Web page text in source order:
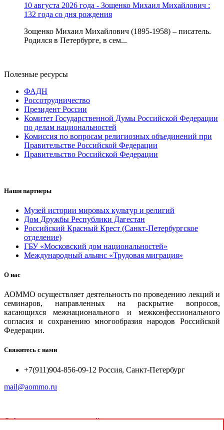
10 августа 2026 года - Зощенко Михаил Михайлович :
132 года со дня рождения
Зощенко Михаил Михайлович (1895-1958) – писатель.
Родился в Петербурге, в сем...
Полезные ресурсы
ФАДН
Россотрудничество
Президент России
Комитет Государственной Думы Российской Федерации
по делам национальностей
Комиссия по вопросам религиозных объединений при
Правительстве Российской Федерации
Правительство Российской Федерации
Наши партнеры
Музей истории мировых культур и религий
Дом Дружбы Республики Дагестан
Российский Красный Крест (Санкт-Петербургское
отделение)
ГБУ «Московский дом национальностей»
Международный альянс «Трудовая миграция»
О нас
АОММО осуществляет деятельность по проведению лекций и
семинаров, направленных на раскрытие вопросов,
касающихся межнационального и межконфессионального
согласия и сохранению многообразия народов Российской
Федерации.
Свяжитесь с нами
+7(911)904-856-09-12 Россия, Санкт-Петербург
mail@aommo.ru
© Ассоциация организаций по реализации национальных